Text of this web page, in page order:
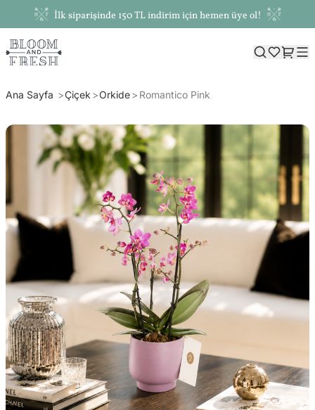
İlk siparişinde 150 TL indirim için hemen üye ol!
Ana Sayfa Çiçek Orkide Romantico Pink